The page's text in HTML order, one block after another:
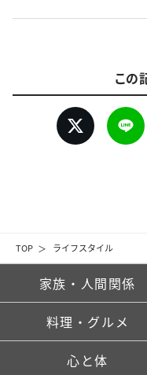
TOP ライフスタイル
この
家族・人間関係
料理・グルメ
心と体